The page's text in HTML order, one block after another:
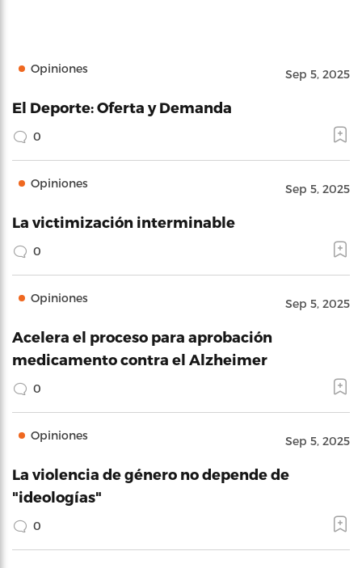
Opiniones Sep 5, 2025
El Deporte: Oferta y Demanda
0
Opiniones Sep 5, 2025
La victimización interminable
0
Opiniones Sep 5, 2025
Acelera el proceso para aprobación
medicamento contra el Alzheimer
0
Opiniones Sep 5, 2025
La violencia de género no depende de
"ideologías"
0